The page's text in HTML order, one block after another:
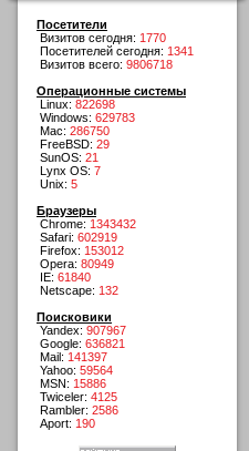
Посетители
Визитов сегодня: 1770
Посетителей сегодня: 1341
Визитов всего: 9806718
Операционные системы
Linux: 822698
Windows: 629783
Mac: 286750
FreeBSD: 29
SunOS: 21
Lynx OS: 7
Unix: 5
Браузеры
Chrome: 1343432
Safari: 602919
Firefox: 153012
Opera: 80949
IE: 61840
Netscape: 132
Поисковики
Yandex: 907967
Google: 636821
Mail: 141397
Yahoo: 59564
MSN: 15886
Twiceler: 4125
Rambler: 2586
Aport: 190